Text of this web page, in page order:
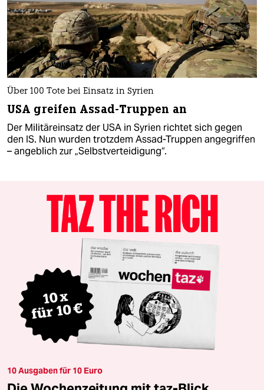
Über 100 Tote bei Einsatz in Syrien
USA greifen Assad-Truppen an
Der Militäreinsatz der USA in Syrien richtet sich gegen
den IS. Nun wurden trotzdem Assad-Truppen angegriffen
– angeblich zur „Selbstverteidigung“.
10 Ausgaben für 10 Euro